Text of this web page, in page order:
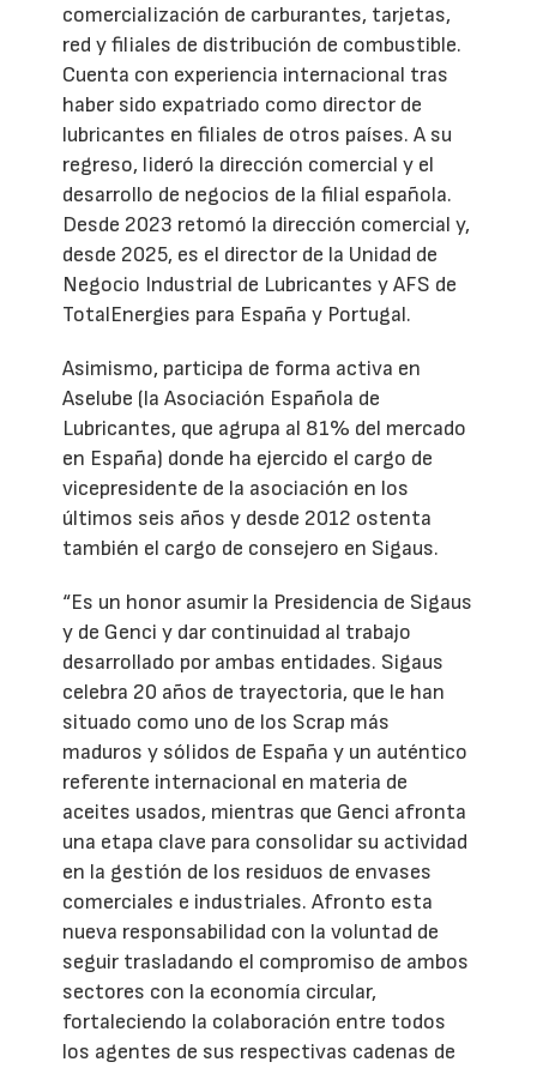
comercialización de carburantes, tarjetas,
red y filiales de distribución de combustible.
Cuenta con experiencia internacional tras
haber sido expatriado como director de
lubricantes en filiales de otros países. A su
regreso, lideró la dirección comercial y el
desarrollo de negocios de la filial española.
Desde 2023 retomó la dirección comercial y,
desde 2025, es el director de la Unidad de
Negocio Industrial de Lubricantes y AFS de
TotalEnergies para España y Portugal.
Asimismo, participa de forma activa en
Aselube (la Asociación Española de
Lubricantes, que agrupa al 81% del mercado
en España) donde ha ejercido el cargo de
vicepresidente de la asociación en los
últimos seis años y desde 2012 ostenta
también el cargo de consejero en Sigaus.
“Es un honor asumir la Presidencia de Sigaus
y de Genci y dar continuidad al trabajo
desarrollado por ambas entidades. Sigaus
celebra 20 años de trayectoria, que le han
situado como uno de los Scrap más
maduros y sólidos de España y un auténtico
referente internacional en materia de
aceites usados, mientras que Genci afronta
una etapa clave para consolidar su actividad
en la gestión de los residuos de envases
comerciales e industriales. Afronto esta
nueva responsabilidad con la voluntad de
seguir trasladando el compromiso de ambos
sectores con la economía circular,
fortaleciendo la colaboración entre todos
los agentes de sus respectivas cadenas de